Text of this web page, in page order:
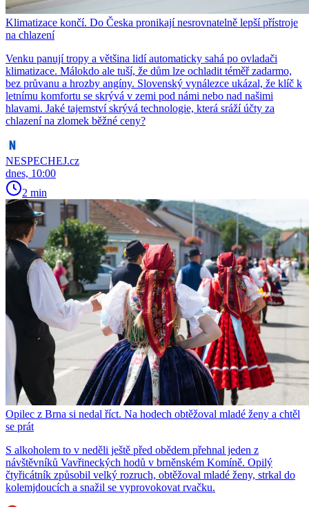
Klimatizace končí. Do Česka pronikají nesrovnatelně lepší přístroje
na chlazení
Venku panují tropy a většina lidí automaticky sahá po ovladači
klimatizace. Málokdo ale tuší, že dům lze ochladit téměř zadarmo,
bez průvanu a hrozby angíny. Slovenský vynálezce ukázal, že klíč k
letnímu komfortu se skrývá v zemi pod námi nebo nad našimi
hlavami. Jaké tajemství skrývá technologie, která sráží účty za
chlazení na zlomek běžné ceny?
NESPECHEJ.cz
dnes, 10:00
2 min
Opilec z Brna si nedal říct. Na hodech obtěžoval mladé ženy a chtěl
se prát
S alkoholem to v neděli ještě před obědem přehnal jeden z
návštěvníků Vavřineckých hodů v brněnském Komíně. Opilý
čtyřicátník způsobil velký rozruch, obtěžoval mladé ženy, strkal do
kolemjdoucích a snažil se vyprovokovat rvačku.